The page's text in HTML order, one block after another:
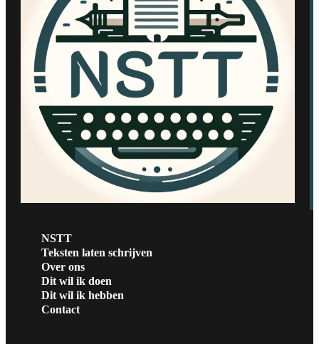
NSTT
Teksten laten schrijven
Over ons
Dit wil ik doen
Dit wil ik hebben
Contact